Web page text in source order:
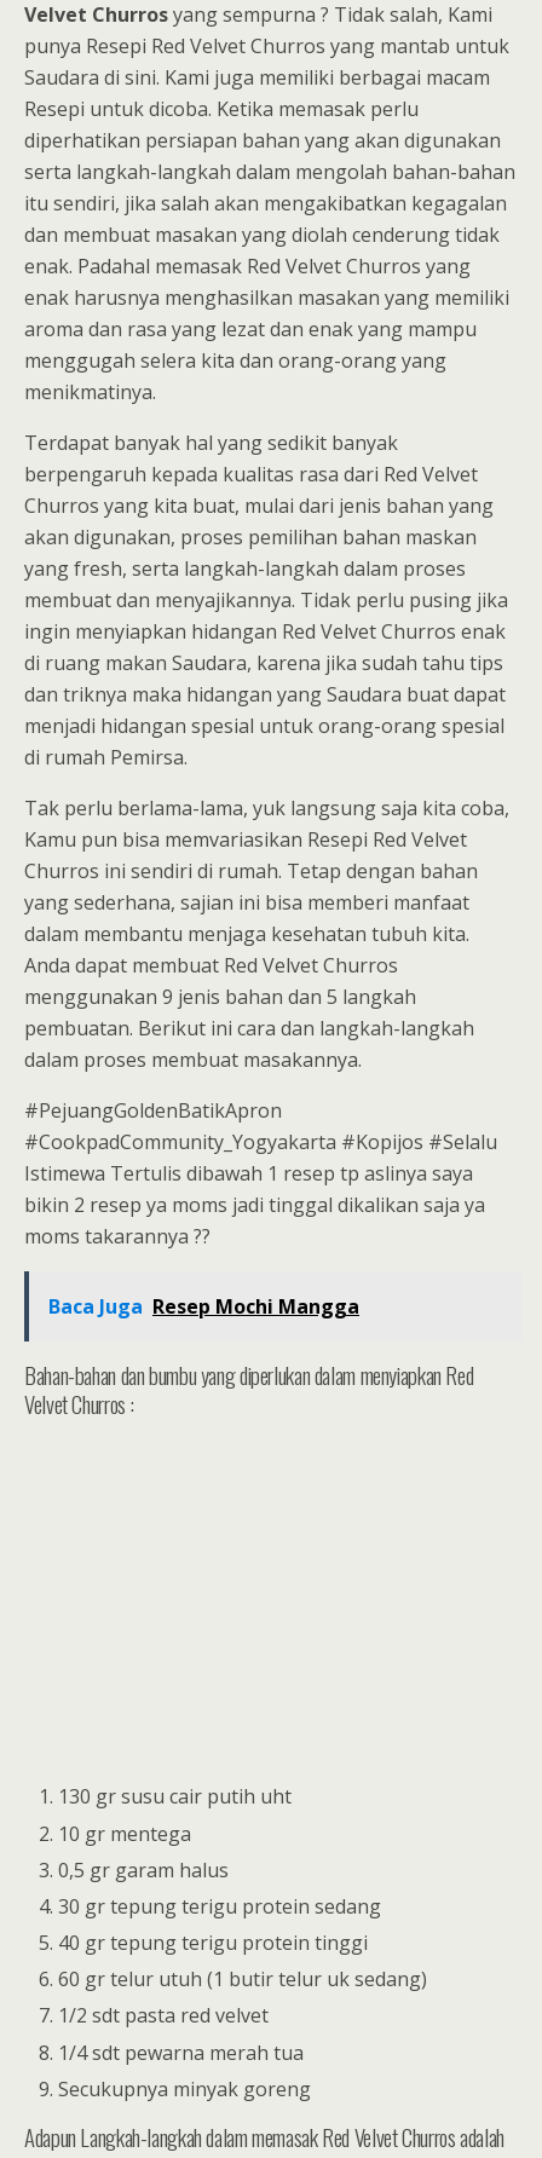
Velvet Churrosyang sempurna ? Tidak salah, Kami
punya Resepi Red Velvet Churros yang mantab untuk
Saudara di sini. Kami juga memiliki berbagai macam
Resepi untuk dicoba. Ketika memasak perlu
diperhatikan persiapan bahan yang akan digunakan
serta langkah-langkah dalam mengolah bahan-bahan
itu sendiri, jika salah akan mengakibatkan kegagalan
dan membuat masakan yang diolah cenderung tidak
enak. Padahal memasak Red Velvet Churros yang
enak harusnya menghasilkan masakan yang memiliki
aroma dan rasa yang lezat dan enak yang mampu
menggugah selera kita dan orang-orang yang
menikmatinya.
Terdapat banyak hal yang sedikit banyak
berpengaruh kepada kualitas rasa dari Red Velvet
Churros yang kita buat, mulai dari jenis bahan yang
akan digunakan, proses pemilihan bahan maskan
yang fresh, serta langkah-langkah dalam proses
membuat dan menyajikannya. Tidak perlu pusing jika
ingin menyiapkan hidangan Red Velvet Churros enak
di ruang makan Saudara, karena jika sudah tahu tips
dan triknya maka hidangan yang Saudara buat dapat
menjadi hidangan spesial untuk orang-orang spesial
di rumah Pemirsa.
Tak perlu berlama-lama, yuk langsung saja kita coba,
Kamu pun bisa memvariasikan Resepi Red Velvet
Churros ini sendiri di rumah. Tetap dengan bahan
yang sederhana, sajian ini bisa memberi manfaat
dalam membantu menjaga kesehatan tubuh kita.
Anda dapat membuat Red Velvet Churros
menggunakan 9 jenis bahan dan 5 langkah
pembuatan. Berikut ini cara dan langkah-langkah
dalam proses membuat masakannya.
#PejuangGoldenBatikApron
#CookpadCommunity_Yogyakarta #Kopijos #Selalu
Istimewa Tertulis dibawah 1 resep tp aslinya saya
bikin 2 resep ya moms jadi tinggal dikalikan saja ya
moms takarannya ??
Baca Juga Resep Mochi Mangga
Bahan-bahan dan bumbu yang diperlukan dalam menyiapkan Red
Velvet Churros :
130 gr susu cair putih uht
10 gr mentega
0,5 gr garam halus
30 gr tepung terigu protein sedang
40 gr tepung terigu protein tinggi
60 gr telur utuh (1 butir telur uk sedang)
1/2 sdt pasta red velvet
1/4 sdt pewarna merah tua
Secukupnya minyak goreng
Adapun Langkah-langkah dalam memasak Red Velvet Churros adalah